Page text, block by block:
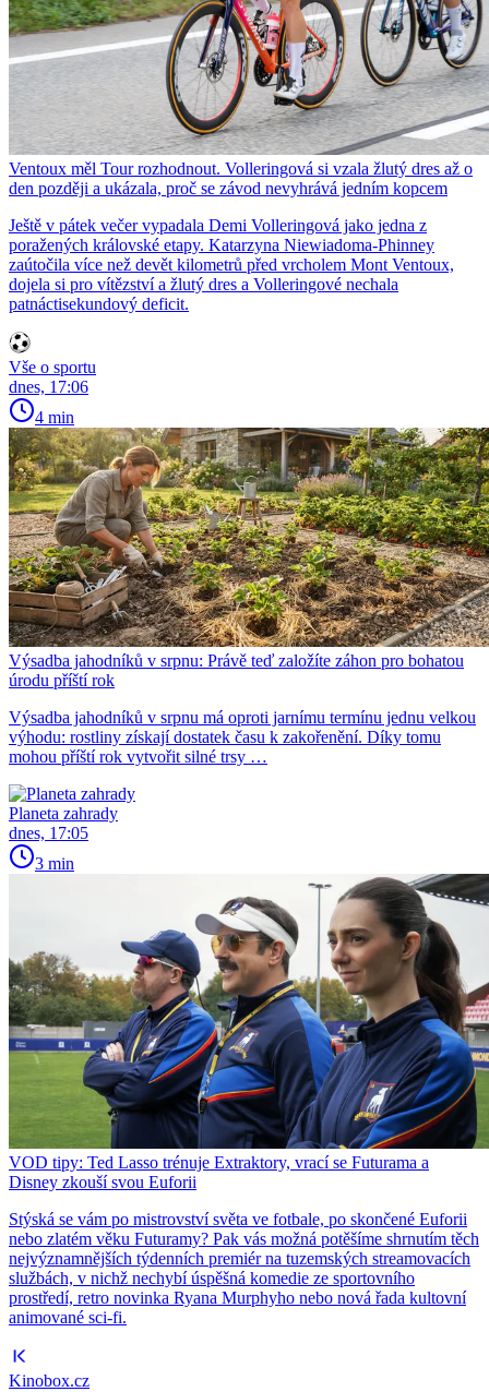
Ventoux měl Tour rozhodnout. Volleringová si vzala žlutý dres až o
den později a ukázala, proč se závod nevyhrává jedním kopcem
Ještě v pátek večer vypadala Demi Volleringová jako jedna z
poražených královské etapy. Katarzyna Niewiadoma-Phinney
zaútočila více než devět kilometrů před vrcholem Mont Ventoux,
dojela si pro vítězství a žlutý dres a Volleringové nechala
patnáctisekundový deficit.
Vše o sportu
dnes, 17:06
4 min
Výsadba jahodníků v srpnu: Právě teď založíte záhon pro bohatou
úrodu příští rok
Výsadba jahodníků v srpnu má oproti jarnímu termínu jednu velkou
výhodu: rostliny získají dostatek času k zakořenění. Díky tomu
mohou příští rok vytvořit silné trsy …
Planeta zahrady
dnes, 17:05
3 min
VOD tipy: Ted Lasso trénuje Extraktory, vrací se Futurama a
Disney zkouší svou Euforii
Stýská se vám po mistrovství světa ve fotbale, po skončené Euforii
nebo zlatém věku Futuramy? Pak vás možná potěšíme shrnutím těch
nejvýznamnějších týdenních premiér na tuzemských streamovacích
službách, v nichž nechybí úspěšná komedie ze sportovního
prostředí, retro novinka Ryana Murphyho nebo nová řada kultovní
animované sci-fi.
Kinobox.cz